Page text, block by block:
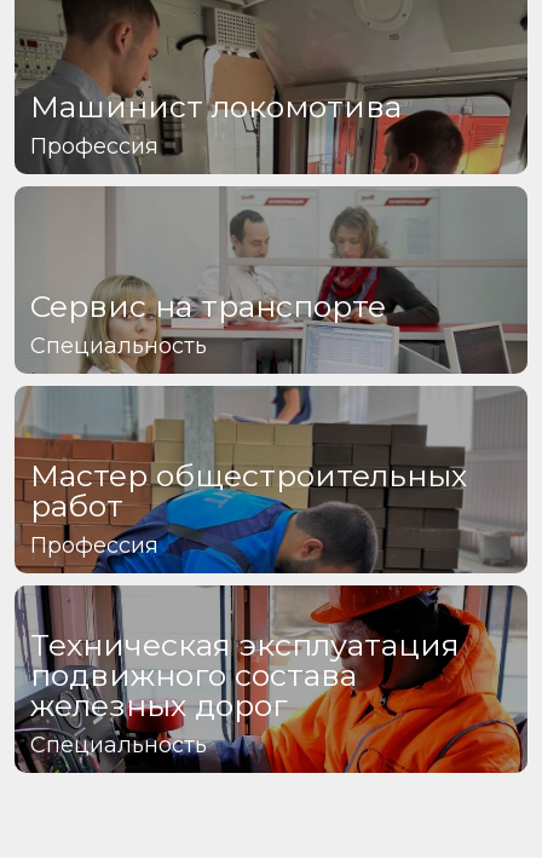
Машинист локомотива
Профессия
Сервис на транспорте
Специальность
Мастер общестроительных
работ
Профессия
Техническая эксплуатация
подвижного состава
железных дорог
Специальность